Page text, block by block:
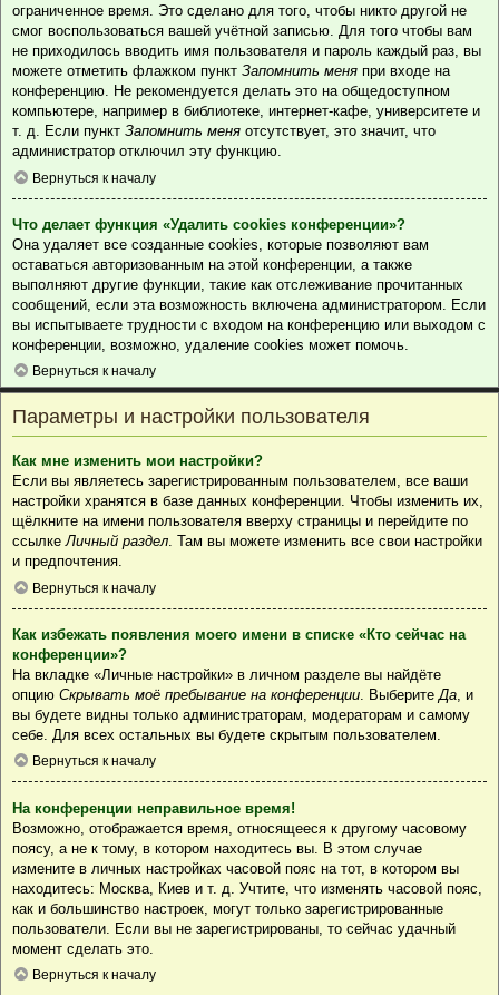
ограниченное время. Это сделано для того, чтобы никто другой не
смог воспользоваться вашей учётной записью. Для того чтобы вам
не приходилось вводить имя пользователя и пароль каждый раз, вы
можете отметить флажком пункт Запомнить меня при входе на
конференцию. Не рекомендуется делать это на общедоступном
компьютере, например в библиотеке, интернет-кафе, университете и
т. д. Если пункт Запомнить меня отсутствует, это значит, что
администратор отключил эту функцию.
Вернуться к началу
Что делает функция «Удалить cookies конференции»?
Она удаляет все созданные cookies, которые позволяют вам
оставаться авторизованным на этой конференции, а также
выполняют другие функции, такие как отслеживание прочитанных
сообщений, если эта возможность включена администратором. Если
вы испытываете трудности с входом на конференцию или выходом с
конференции, возможно, удаление cookies может помочь.
Вернуться к началу
Параметры и настройки пользователя
Как мне изменить мои настройки?
Если вы являетесь зарегистрированным пользователем, все ваши
настройки хранятся в базе данных конференции. Чтобы изменить их,
щёлкните на имени пользователя вверху страницы и перейдите по
ссылкеЛичный раздел. Там вы можете изменить все свои настройки
и предпочтения.
Вернуться к началу
Как избежать появления моего имени в списке «Кто сейчас на
конференции»?
На вкладке «Личные настройки» в личном разделе вы найдёте
опцию Скрывать моё пребывание на конференции . Выберите Да , и
вы будете видны только администраторам, модераторам и самому
себе. Для всех остальных вы будете скрытым пользователем.
Вернуться к началу
На конференции неправильное время!
Возможно, отображается время, относящееся к другому часовому
поясу, а не к тому, в котором находитесь вы. В этом случае
измените в личных настройках часовой пояс на тот, в котором вы
находитесь: Москва, Киев и т. д. Учтите, что изменять часовой пояс,
как и большинство настроек, могут только зарегистрированные
пользователи. Если вы не зарегистрированы, то сейчас удачный
момент сделать это.
Вернуться к началу